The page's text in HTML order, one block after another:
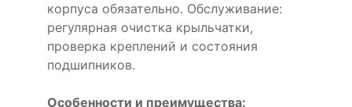
корпуса обязательно. Обслуживание:
регулярная очистка крыльчатки,
проверка креплений и состояния
подшипников.
Особенности и преимущества: